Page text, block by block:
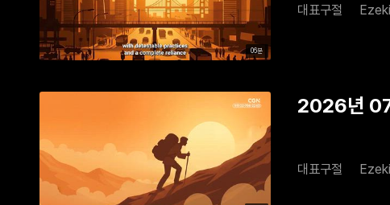
06분
대표구절
2026년
대표구절